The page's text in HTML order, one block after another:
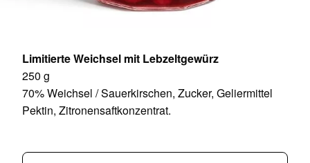
Limitierte Weichsel mit Lebzeltgewürz
250 g
70% Weichsel / Sauerkirschen, Zucker, Geliermittel
Pektin, Zitronensaftkonzentrat.